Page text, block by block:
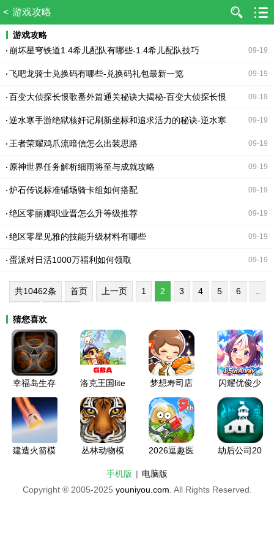
< 游戏攻略
游戏攻略
09-19
崩坏星穹铁道1.4希儿配队有哪些-1.4希儿配队技巧
09-19
飞吧龙骑士兑换码有哪些-兑换码礼包最新一览
09-19
百变大侦探长恨歌番外篇通关秘诀大揭秘-百变大侦探长恨
歌番外篇通关答案 09-19
逆水寒手游绝狱核奸记刷新坐标和追求活力的秘诀-逆水寒
手游绝狱核奸记刷新坐标 09-19
王者荣耀鸡爪流暗信怎么出装思路
09-19
原神世界任务解析细雨将至与成就攻略
09-19
炉石传说标准铺场骑卡组如何搭配
09-19
绝区零丽娜职业晋怎么升等级推荐
09-19
绝区零星见雅的技能升级材料有哪些
09-19
蛋派对日活1000万福利如何领取
共10462条 首页 上一页 1 2 3 4 5 6
猜您喜欢
幸福岛生存
中文无限材
料版2026
洛克王国lite
版安卓下载
梦想寿司店
破解版2026
全新版本
闪耀优俊少
女台服官网
入口下载安
装
建造火箭模
26
丛林动物模
锁版2026
2026逗趣医
无限钻石下
劫后公司20
手机版 | 电脑版
Copyright ® 2005-2025 youniyou.com . All Rights Reserved.